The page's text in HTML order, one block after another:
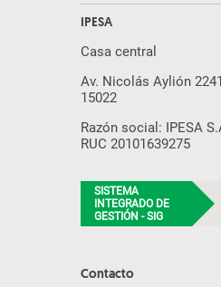
IPESA
Casa central
Av. Nicolás Aylión
15022
Razón social: IPESA
RUC 20101639275
SISTEMA
INTEGRADO DE
GESTIÓN - SIG
Contacto